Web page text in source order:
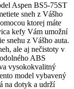
Aspen BS5-75ST
sneh z Vášho
ktorej máte
kefy Vám umožní
snehu z Vášho auta.
ale aj nečistoty v
ABS
vysokokvalitný
model vybavený
na dotyk a udrží